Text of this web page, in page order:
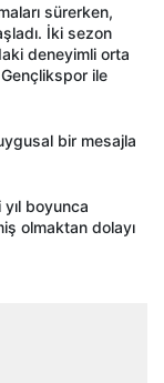
sürerken,
İki sezon
deneyimli orta
ile
bir mesajla
yıl boyunca
olmaktan dolayı